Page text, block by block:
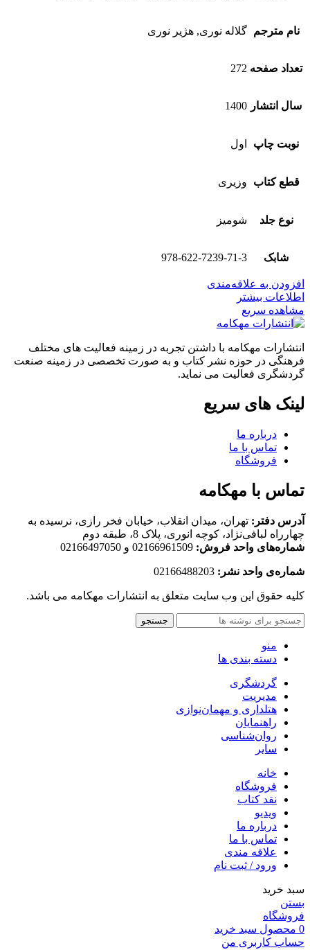
نام مترجم گلاله نوری, هژیر نوری
تعداد صفحه 272
سال انتشار 1400
نوبت چاپ اول
قطع کتاب وزیری
نوع جلد شومیز
شابک 978-622-7239-71-3
افزودن به علاقه‌مندی
اطلاعات بیشتر
مشاهده سریع
انتشارات مهکامه با داشتن تجربه در زمینه فعالیت های مختلف
فرهنگی در حوزه نشر کتاب و به صورت تخصصی در زمینه صنعت
گردشگری فعالیت می نماید.
لینک های سریع
درباره ما
تماس با ما
فروشگاه
تماس با مهکامه
آدرس دفتر: تهران، میدان انقلاب، خیابان فخر رازی، نرسیده به
چهارراه لبافی‌نژاد، کوچه انوری، پلاک 8، طبقه دوم
شماره‌های واحد فروش: 02166961509 و 02166497050
شماره‌‌ی واحد نشر:
کلیه حقوق این وب سایت متعلق به انتشارات مهکامه می باشد.
جستجو
منو
دسته بندی ها
گردشگری
مدیریت
هتلداری و مهمان‌نوازی
راهنمایان
روان‌شناسی
سایر
خانه
فروشگاه
نقد کتاب
ویدیو
درباره‌ ما
تماس با ما
علاقه مندی
ورود / ثبت نام
سبد خرید
بستن
فروشگاه
0 محصول سبد خرید
حساب کاربری من